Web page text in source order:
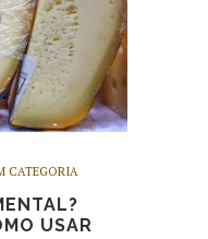
CATEGORIA
USAR